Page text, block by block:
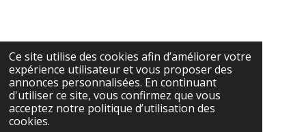
Ce site utilise des cookies afin d’améliorer votre
expérience utilisateur et vous proposer des
annonces personnalisées. En continuant
d'utiliser ce site, vous confirmez que vous
acceptez notre politique d’utilisation des
cookies.